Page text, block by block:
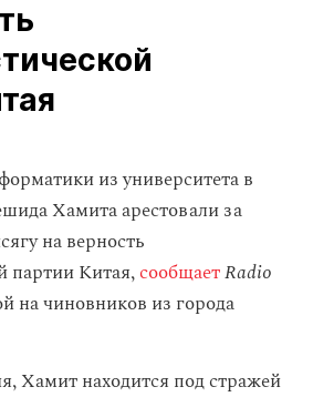
из университета в
Хамита арестовали за
на верность
партии Китая,сообщаетRadio
на чиновников из города
Хамит находится под стражей